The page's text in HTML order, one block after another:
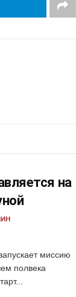
на
миссию
полвека